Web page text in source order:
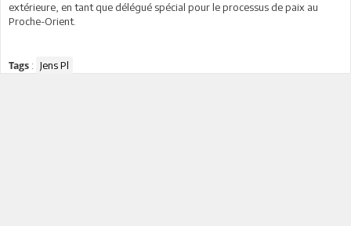
extérieure, en tant que délégué spécial pour le processus de paix au
Proche-Orient.
Tags : Jens Pl